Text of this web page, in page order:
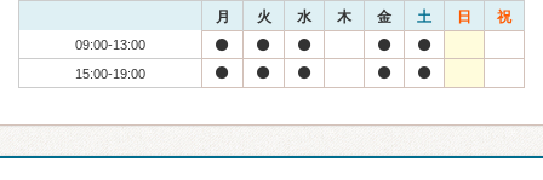
月 火 水 木 金 土 日 祝
09:00-13:00
15:00-19:00